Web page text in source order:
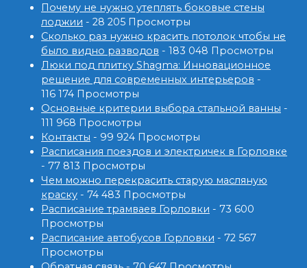
Почему не нужно утеплять боковые стены
лоджии - 28 205 Просмотры
Сколько раз нужно красить потолок чтобы не
было видно разводов - 183 048 Просмотры
Люки под плитку Shagma: Инновационное
решение для современных интерьеров -
116 174 Просмотры
Основные критерии выбора стальной ванны -
111 968 Просмотры
Контакты - 99 924 Просмотры
Расписания поездов и электричек в Горловке
- 77 813 Просмотры
Чем можно перекрасить старую масляную
краску - 74 483 Просмотры
Расписание трамваев Горловки - 73 600
Просмотры
Расписание автобусов Горловки - 72 567
Просмотры